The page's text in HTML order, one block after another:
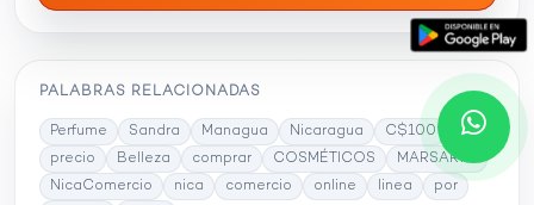
PALABRAS RELACIONADAS
Perfume Sandra Managua Nicaragua
C$100
precio
Belleza comprar COSMÉTICOS
MARSARY'S
NicaComercio
nica comercio online linea por